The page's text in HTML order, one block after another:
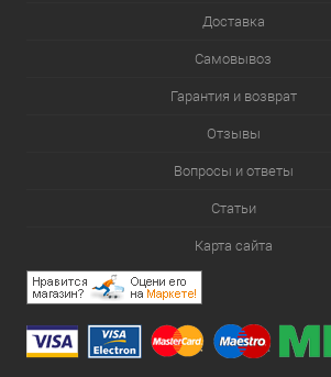
Доставка
Самовывоз
Гарантия и возврат
Отзывы
Вопросы и ответы
Статьи
Карта сайта